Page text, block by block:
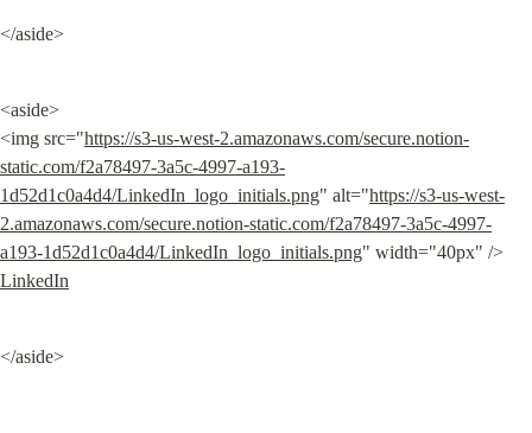
</aside>
<aside>
<img src="https://s3-us-west-2.amazonaws.com/secure.notion-
static.com/f2a78497-3a5c-4997-a193-
1d52d1c0a4d4/LinkedIn_logo_initials.png" alt="https://s3-us-west-
2.amazonaws.com/secure.notion-static.com/f2a78497-3a5c-4997-
a193-1d52d1c0a4d4/LinkedIn_logo_initials.png
LinkedIn
</aside>